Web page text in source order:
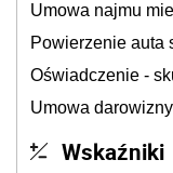
Umowa najmu
Powierzenie auta
Oświadczenie -
Umowa darowizny
Wskaźniki